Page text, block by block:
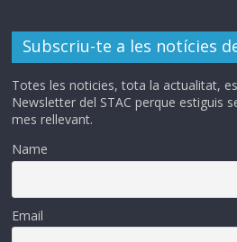
Subscriu-te a les notícies
Totes les noticies, tota la actualitat,
Newsletter del STAC perque estiguis
mes rellevant.
Name
Email